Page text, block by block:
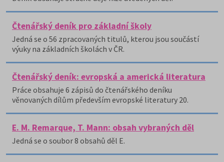
Čtenářský deník pro základní školy
Jedná se o 56 zpracovaných titulů, kterou jsou součástí
výuky na základních školách v ČR.
Čtenářský deník: evropská a americká literatura
Práce obsahuje 6 zápisů do čtenářského deníku
věnovaných dílům především evropské literatury 20.
E. M. Remarque, T. Mann: obsah vybraných děl
Jedná se o soubor 8 obsahů děl E.